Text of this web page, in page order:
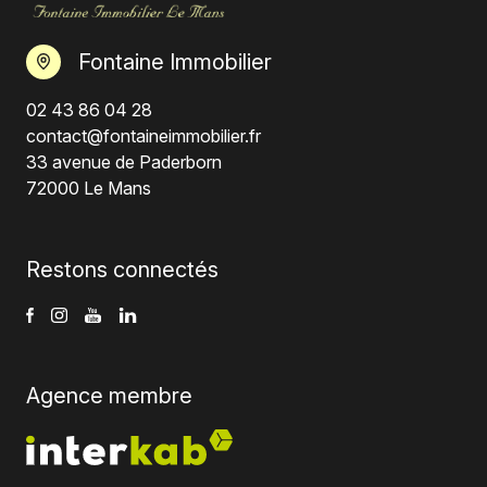
Fontaine Immobilier
02 43 86 04 28
contact@fontaineimmobilier.fr
33 avenue de Paderborn
72000 Le Mans
Restons connectés
Agence membre